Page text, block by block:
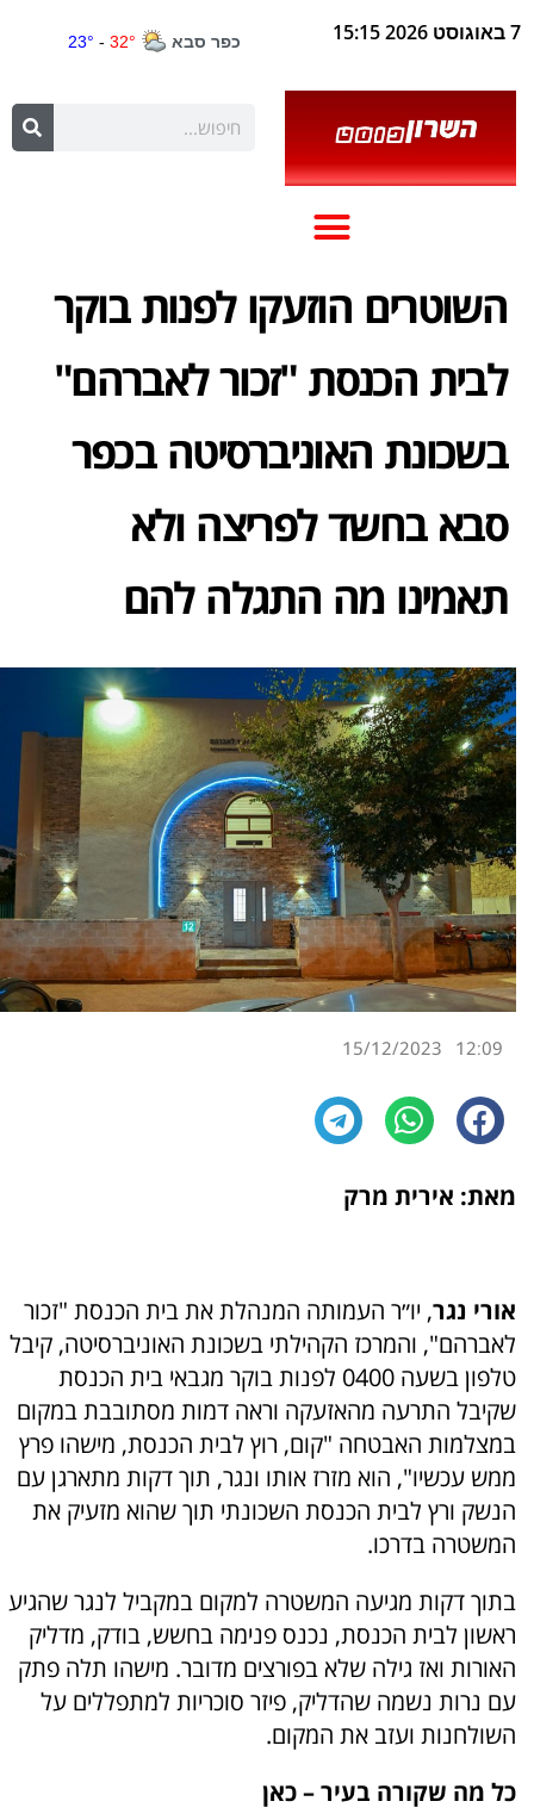
7 באוגוסט 2026 15:15
השוטרים הוזעקו לפנות בוקר
לבית הכנסת "זכור לאברהם"
בשכונת האוניברסיטה בכפר
סבא בחשד לפריצה ולא
תאמינו מה התגלה להם
12:09
15/12/2023
מאת: אירית מרק
אורי נגר, יו״ר העמותה המנהלת את בית הכנסת "זכור
לאברהם", והמרכז הקהילתי בשכונת האוניברסיטה, קיבל
טלפון בשעה 0400 לפנות בוקר מגבאי בית הכנסת
שקיבל התרעה מהאזעקה וראה דמות מסתובבת במקום
במצלמות האבטחה "קום, רוץ לבית הכנסת, מישהו פרץ
ממש עכשיו", הוא מזרז אותו ונגר, תוך דקות מתארגן עם
הנשק ורץ לבית הכנסת השכונתי תוך שהוא מזעיק את
המשטרה בדרכו.
בתוך דקות מגיעה המשטרה למקום במקביל לנגר שהגיע
ראשון לבית הכנסת, נכנס פנימה בחשש, בודק, מדליק
האורות ואז גילה שלא בפורצים מדובר. מישהו תלה פתק
עם נרות נשמה שהדליק, פיזר סוכריות למתפללים על
השולחנות ועזב את המקום.
כל מה שקורה בעיר –כאן